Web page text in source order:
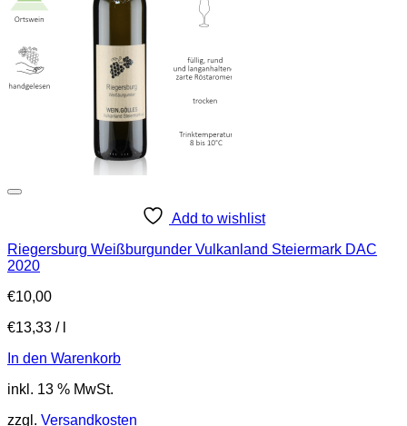
Add to wishlist
Riegersburg Weißburgunder Vulkanland Steiermark DAC
2020
€10,00
€13,33 /
In den Warenkorb
inkl. 13 % MwSt.
zzgl. Versandkosten